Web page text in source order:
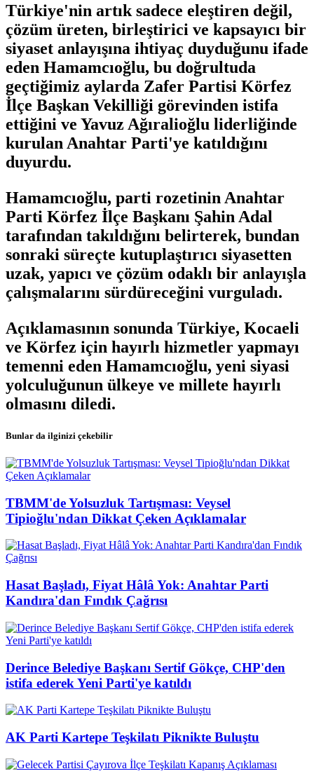
Türkiye'nin artık sadece eleştiren değil,
çözüm üreten, birleştirici ve kapsayıcı bir
siyaset anlayışına ihtiyaç duyduğunu ifade
eden Hamamcıoğlu, bu doğrultuda
geçtiğimiz aylarda Zafer Partisi Körfez
İlçe Başkan Vekilliği görevinden istifa
ettiğini ve Yavuz Ağıralioğlu liderliğinde
kurulan Anahtar Parti'ye katıldığını
duyurdu.
Hamamcıoğlu, parti rozetinin Anahtar
Parti Körfez İlçe Başkanı Şahin Adal
tarafından takıldığını belirterek, bundan
sonraki süreçte kutuplaştırıcı siyasetten
uzak, yapıcı ve çözüm odaklı bir anlayışla
çalışmalarını sürdüreceğini vurguladı.
Açıklamasının sonunda Türkiye, Kocaeli
ve Körfez için hayırlı hizmetler yapmayı
temenni eden Hamamcıoğlu, yeni siyasi
yolculuğunun ülkeye ve millete hayırlı
olmasını diledi.
Bunlar da ilginizi çekebilir
TBMM'de Yolsuzluk Tartışması: Veysel
Tipioğlu'ndan Dikkat Çeken Açıklamalar
Hasat Başladı, Fiyat Hâlâ Yok: Anahtar Parti
Kandıra'dan Fındık Çağrısı
Derince Belediye Başkanı Sertif Gökçe, CHP'den
istifa ederek Yeni Parti'ye katıldı
AK Parti Kartepe Teşkilatı Piknikte Buluştu